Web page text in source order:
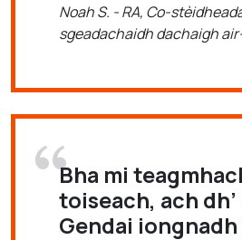
Noah S. - RA, Co-
sgeadachaidh dachaigh
Bha mi
toiseach, ach
Gendai iongnadh